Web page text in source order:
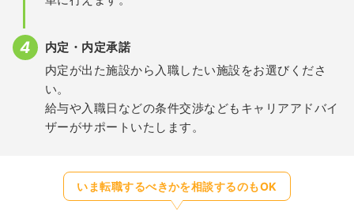
内定・内定承諾
内定が出た施設から入職したい施設をお選びくださ
い。
給与や入職日などの条件交渉などもキャリアアドバイ
ザーがサポートいたします。
いま転職するべきかを相談するのもOK